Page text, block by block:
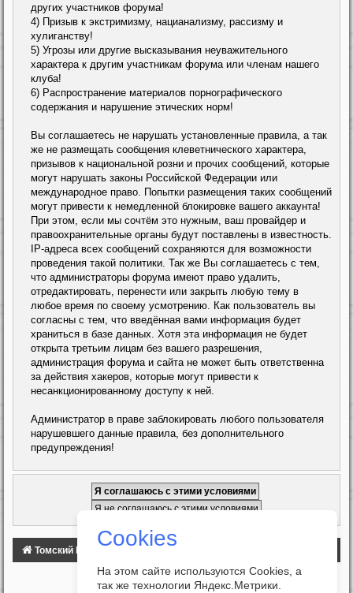
других участников форума!
4) Призыв к экстримизму, нацианализму, рассизму и
хулиганству!
5) Угрозы или другие высказывания неуважительного
характера к другим участникам форума или членам нашего
клуба!
6) Распространение материалов порнографического
содержания и нарушение этических норм!
Вы соглашаетесь не нарушать установленные правила, а так
же не размещать сообщения клеветнического характера,
призывов к национальной розни и прочих сообщений, которые
могут нарушать законы Российской Федерации или
международное право. Попытки размещения таких сообщений
могут привести к немедленной блокировке вашего аккаунта!
При этом, если мы сочтём это нужным, ваш провайдер и
правоохранительные органы будут поставлены в известность.
IP-адреса всех сообщений сохраняются для возможности
проведения такой политики. Так же Вы соглашаетесь с тем,
что администраторы форума имеют право удалить,
отредактировать, перенести или закрыть любую тему в
любое время по своему усмотрению. Как пользователь вы
согласны с тем, что введённая вами информация будет
храниться в базе данных. Хотя эта информация не будет
открыта третьим лицам без вашего разрешения,
администрация форума и сайта не может быть ответственна
за действия хакеров, которые могут привести к
несанкционированному доступу к ней.
Администратор в праве заблокировать любого пользователя
нарушевшего данные правила, без дополнительного
предупреждения!
Томский Клуб Автомобилистов
Cookies
На этом сайте используются Cookies, а
так же технологии Яндекс.Метрики.